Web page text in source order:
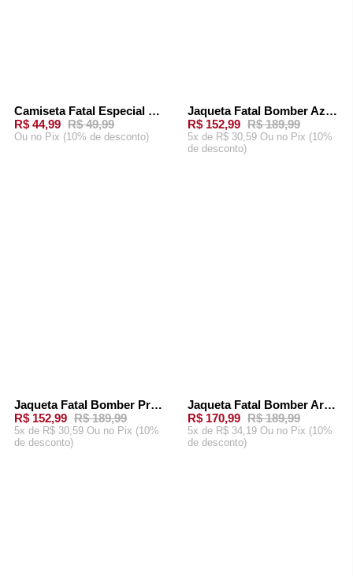
-10%
Camiseta Fatal Especial Marrom
R$ 44,99 R$ 49,99
Ou no Pix (10% de desconto)
- 19%Jaqueta Fatal Bomber Azul Marinho
R$ 152,99 R$ 189,99
5x de R$ 30,59 Ou no Pix (10%
de desconto)
- 19%Jaqueta Fatal Bomber Preta
R$ 152,99 R$ 189,99
5x de R$ 30,59 Ou no Pix (10%
de desconto)
- 10%Jaqueta Fatal Bomber Areia
R$ 170,99 R$ 189,99
5x de R$ 34,19 Ou no Pix (10%
de desconto)